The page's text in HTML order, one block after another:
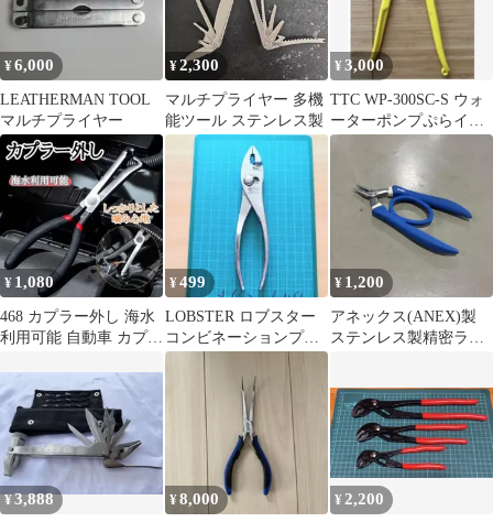
¥6,000
LEATHERMAN TOOL
マルチプライヤー
¥2,300
マルチプライヤー 多機
能ツール ステンレス製
¥3,000
TTC WP-300SC-S ウォ
ーターポンプぷらイヤ
ー 300mmバネ付樹脂製
¥ 1,080
468 カプラー外し 海水
利用可能 自動車 カプと
¥499
LOBSTER ロブスター
コンビネーションプラ
イヤー 工具 中古 整備
¥ 1,200
アネックス(ANEX)製
ステンレス製精密ラバ
¥3,888 ¥8,000 ¥ 2,200